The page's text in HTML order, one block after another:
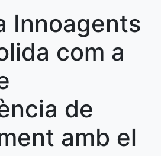
Innoagents
com a
de
amb el